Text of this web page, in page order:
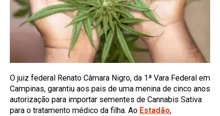
O juiz federal Renato Câmara Nigro, da 1ª Vara Federal em
Campinas, garantiu aos pais de uma menina de cinco anos
autorização para importar sementes de Cannabis Sativa
para o tratamento médico da filha. Ao Estadão,